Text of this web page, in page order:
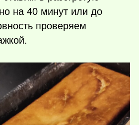
на 40 минут или до
проверяем